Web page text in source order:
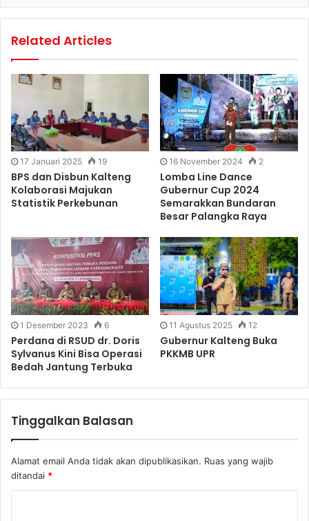
Related Articles
17 Januari 2025 19
BPS dan Disbun Kalteng
Kolaborasi Majukan
Statistik Perkebunan
16 November 2024 2
Lomba Line Dance
Gubernur Cup 2024
Semarakkan Bundaran
Besar Palangka Raya
1 Desember 2023 6
Perdana di RSUD dr. Doris
Sylvanus Kini Bisa Operasi
Bedah Jantung Terbuka
11 Agustus 2025 12
Gubernur Kalteng Buka
PKKMB UPR
Tinggalkan Balasan
Alamat email Anda tidak akan dipublikasikan. Ruas yang wajib
ditandai *